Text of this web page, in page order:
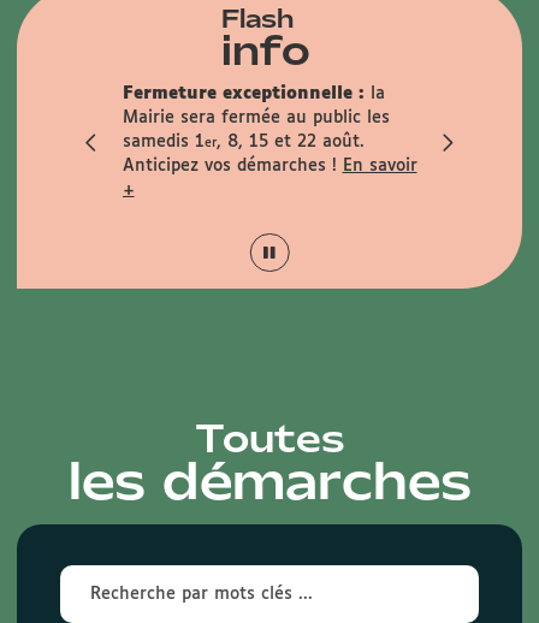
Flash
info
Fermeture exceptionnelle :
la
Mairie sera fermée au public les
samedis 1er, 8, 15 et 22 août.
Anticipez vos démarches !
En savoir
+
travaux du
Toutes
les démarches